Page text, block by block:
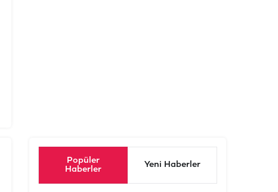
Popüler
Haberler
Yeni Haberler